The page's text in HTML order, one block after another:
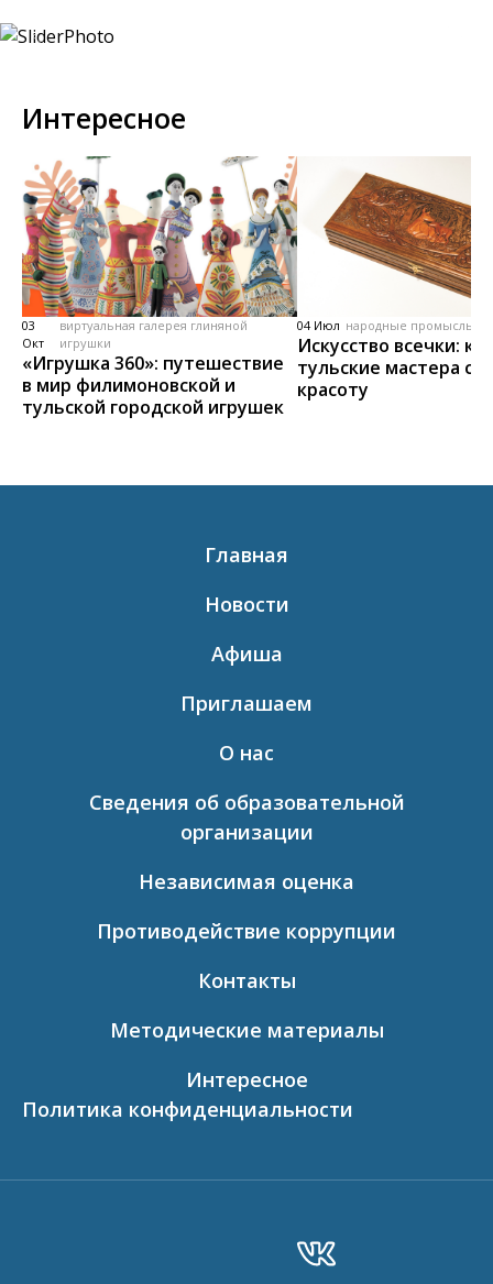
Интересное
03
Окт
виртуальная галерея глиняной
игрушки
«Игрушка 360»: путешествие
в мир филимоновской и
тульской городской игрушек
04 Июл народные промыслы,
Искусство всечки: как
тульские мастера
красоту
Главная
Новости
Афиша
Приглашаем
О нас
Сведения об образовательной
организации
Независимая оценка
Противодействие коррупции
Контакты
Методические материалы
Интересное
Политика конфиденциальности